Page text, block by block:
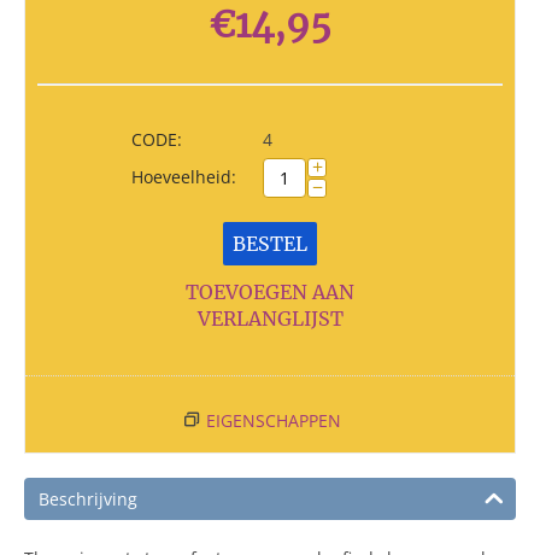
€14,95
CODE:
4
Hoeveelheid:
+
−
BESTEL
TOEVOEGEN AAN
VERLANGLIJST
EIGENSCHAPPEN
Beschrijving